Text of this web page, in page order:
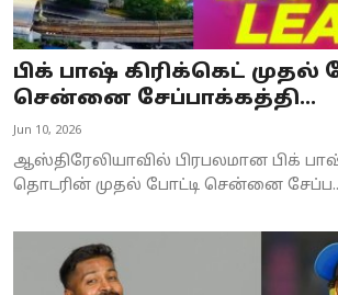
பிக் பாஷ் கிரிக்கெட் முதல்
சென்னை சேப்பாக்கத்தி...
Jun 10, 2026
ஆஸ்திரேலியாவில் பிரபலமான பிக்
தொடரின் முதல் போட்டி சென்னை